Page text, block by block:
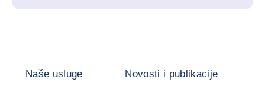
Naše usluge Novosti i publikacije